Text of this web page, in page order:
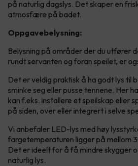
på naturlig dagslys. Det skaper en
atmosfære på badet.
Oppgavebelysning:
Belysning på områder der du utfører
rundt servanten og foran speilet, er
Det er veldig praktisk å ha godt lys til
sminke seg eller pusse tennene. Her
kan f.eks. installere et speilskap eller
på siden, over eller integrert i selve
Vi anbefaler LED-lys med høy
fargetemperaturen ligger på mellom
Det er ideelt for å få mindre skygger
naturlig lys.